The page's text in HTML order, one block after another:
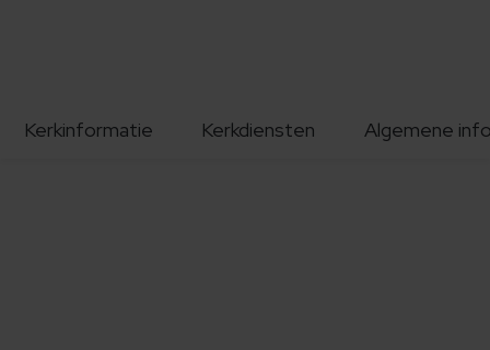
Kerkinformatie Kerkdiensten Algemene